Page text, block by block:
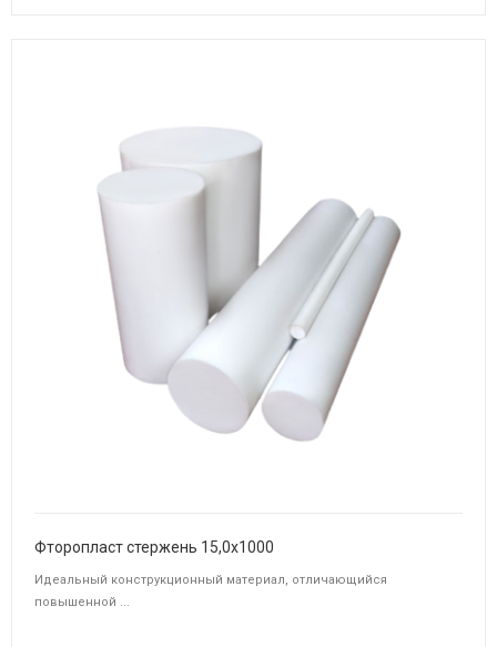
Фторопласт стержень 15,0х1000
Идеальный конструкционный материал, отличающийся
повышенной ...